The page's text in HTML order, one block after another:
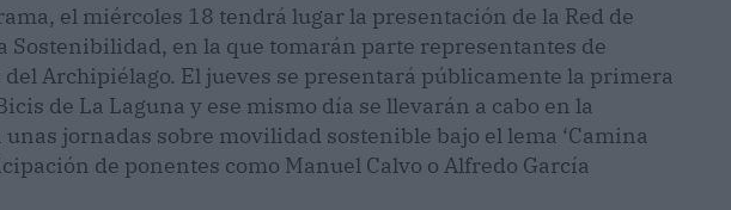
el miércoles 18 tendrá lugar la presentación de la Red de
Sostenibilidad, en la que tomarán parte representantes de
Archipiélago. El jueves se presentará públicamente la primera
de La Laguna y ese mismo día se llevarán a cabo en la
jornadas sobre movilidad sostenible bajo el lema ‘Camina
de ponentes como Manuel Calvo o Alfredo García